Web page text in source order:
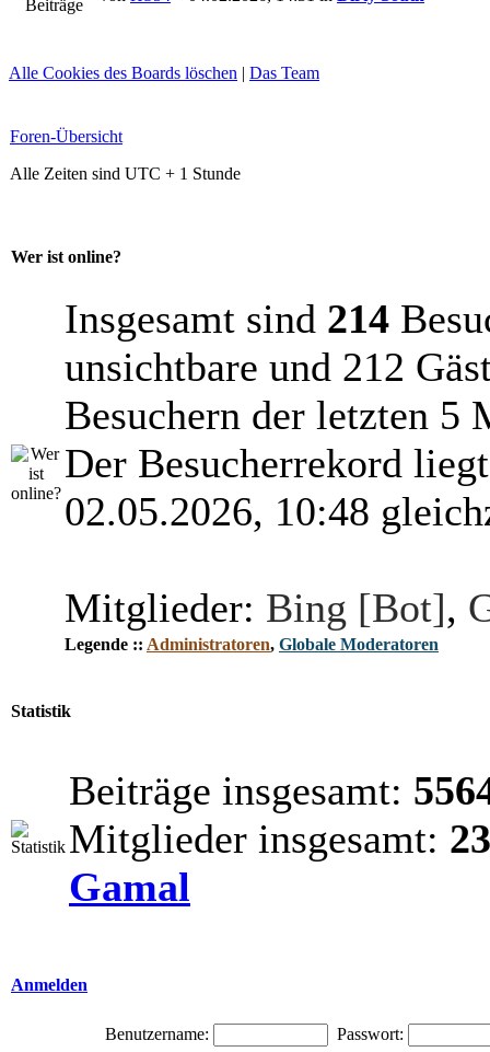
Alle Cookies des Boards löschen | Das Team
Foren-Übersicht
Alle Zeiten sind UTC + 1 Stunde
Wer ist online?
Insgesamt sind 214
unsichtbare und 212
Besuchern der letzten 5
Der Besucherrekord
02.05.2026, 10:48
Mitglieder: Bing [Bot],
Legende :: Administratoren, Globale Moderatoren
Statistik
Beiträge insgesamt:
Mitglieder insgesamt:
Gamal
Anmelden
Benutzername: Passwort: